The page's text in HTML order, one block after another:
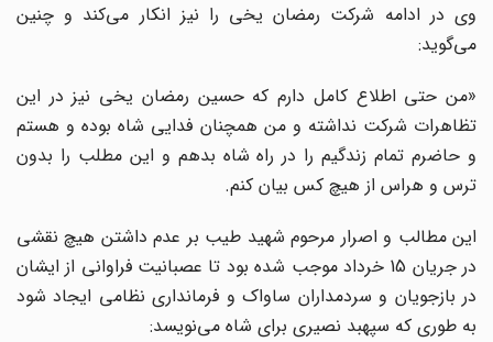
وى در ادامه شرکت رمضان یخى را نیز انکار مى‌کند و چنین
مى‌گوید:
«من حتى اطلاع کامل دارم که حسین رمضان یخى نیز در این
تظاهرات شرکت نداشته و من همچنان فدایى شاه بوده و هستم
و حاضرم تمام زندگیم را در راه شاه بدهم و این مطلب را بدون
ترس و هراس از هیچ کس بیان کنم.
این مطالب و اصرار مرحوم شهید طیب بر عدم داشتن هیچ نقشى
در جریان 15 خرداد موجب شده بود تا عصبانیت فراوانى از ایشان
در بازجویان و سردمداران ساواک و فرماندارى نظامى ایجاد شود
به طورى که سپهبد نصیرى براى شاه مى‌نویسد: